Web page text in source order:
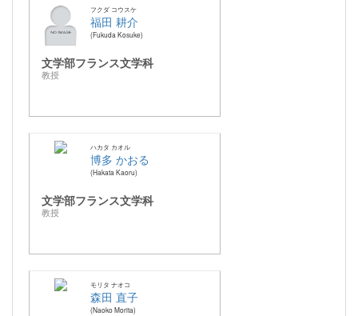
フクダ コウスケ
福田 耕介
Fukuda Kosuke
文学部フランス文学科
教授
ハカタ カオル
博多 かおる
Hakata Kaoru
文学部フランス文学科
教授
モリタ ナオコ
森田 直子
Naoko Morita